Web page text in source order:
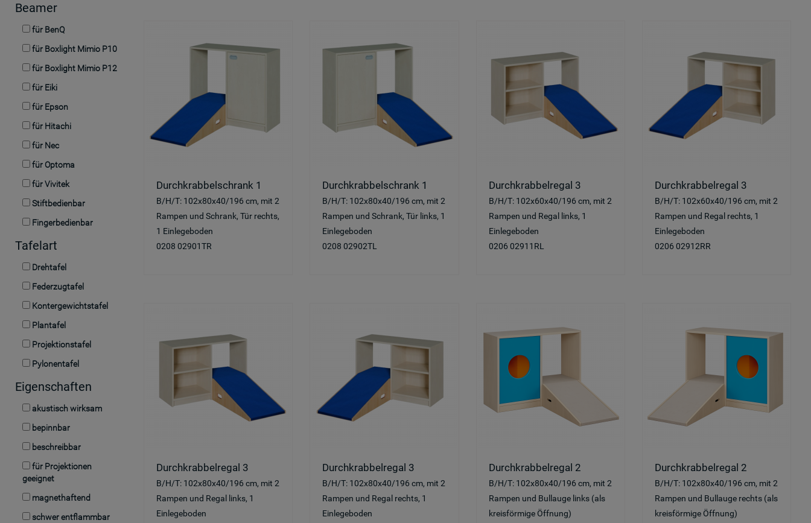
Beamer
für BenQ
für Boxlight Mimio P10
für Boxlight Mimio P12
für Eiki
für Epson
für Hitachi
für Nec
für Optoma
für Vivitek
Stiftbedienbar
Fingerbedienbar
Tafelart
Drehtafel
Federzugtafel
Kontergewichtstafel
Plantafel
Projektionstafel
Pylonentafel
Eigenschaften
akustisch wirksam
bepinnbar
beschreibbar
für Projektionen
geeignet
magnethaftend
schwer entflammbar
Durchkrabbelschrank 1
B/H/T: 102x80x40/196 cm, mit 2
Rampen und Schrank, Tür rechts,
1 Einlegeboden
0208 02901TR
Durchkrabbelschrank 1
B/H/T: 102x80x40/196 cm, mit 2
Rampen und Schrank, Tür links, 1
Einlegeboden
0208 02902TL
Durchkrabbelregal 3
B/H/T: 102x60x40/196 cm, mit 2
Rampen und Regal links, 1
Einlegeboden
0206 02911RL
Durchkrabbelregal 3
B/H/T: 102x60x40/196 cm, mit 2
Rampen und Regal rechts, 1
Einlegeboden
0206 02912RR
Durchkrabbelregal 3
B/H/T: 102x80x40/196 cm, mit 2
Rampen und Regal links, 1
Einlegeboden
Durchkrabbelregal 3
B/H/T: 102x80x40/196 cm, mit 2
Rampen und Regal rechts, 1
Einlegeboden
Durchkrabbelregal 2
B/H/T: 102x80x40/196 cm, mit 2
Rampen und Bullauge links (als
kreisförmige Öffnung)
Durchkrabbelregal 2
B/H/T: 102x80x40/196 cm, mit 2
Rampen und Bullauge rechts (als
kreisförmige Öffnung)